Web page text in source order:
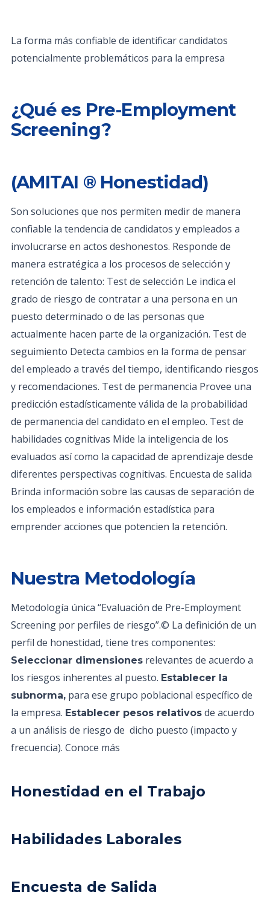
La forma más confiable de identificar candidatos
potencialmente problemáticos para la empresa
¿Qué es Pre-Employment
Screening?
(AMITAI ® Honestidad)
Son soluciones que nos permiten medir de manera
confiable la tendencia de candidatos y empleados a
involucrarse en actos deshonestos. Responde de
manera estratégica a los procesos de selección y
retención de talento: Test de selección Le indica el
grado de riesgo de contratar a una persona en un
puesto determinado o de las personas que
actualmente hacen parte de la organización. Test de
seguimiento Detecta cambios en la forma de pensar
del empleado a través del tiempo, identificando riesgos
y recomendaciones. Test de permanencia Provee una
predicción estadísticamente válida de la probabilidad
de permanencia del candidato en el empleo. Test de
habilidades cognitivas Mide la inteligencia de los
evaluados así como la capacidad de aprendizaje desde
diferentes perspectivas cognitivas. Encuesta de salida
Brinda información sobre las causas de separación de
los empleados e información estadística para
emprender acciones que potencien la retención.
Nuestra Metodología
Metodología única “Evaluación de Pre-Employment
Screening por perfiles de riesgo”.© La definición de un
perfil de honestidad, tiene tres componentes:
Seleccionar dimensiones relevantes de acuerdo a
los riesgos inherentes al puesto. Establecer la
subnorma, para ese grupo poblacional específico de
la empresa. Establecer pesos relativos de acuerdo
a un análisis de riesgo de dicho puesto (impacto y
frecuencia). Conoce más
Honestidad en el Trabajo
Habilidades Laborales
Encuesta de Salida